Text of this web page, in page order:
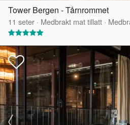
Tower Bergen - Tårnrommet
11 seter · Medbrakt mat tillatt ·